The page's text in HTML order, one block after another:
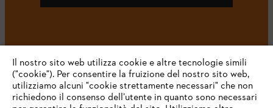
Il nostro sito web utilizza cookie e altre tecnologie simili
("cookie"). Per consentire la fruizione del nostro sito web,
utilizziamo alcuni "cookie strettamente necessari" che non
richiedono il consenso dell’utente in quanto sono necessari